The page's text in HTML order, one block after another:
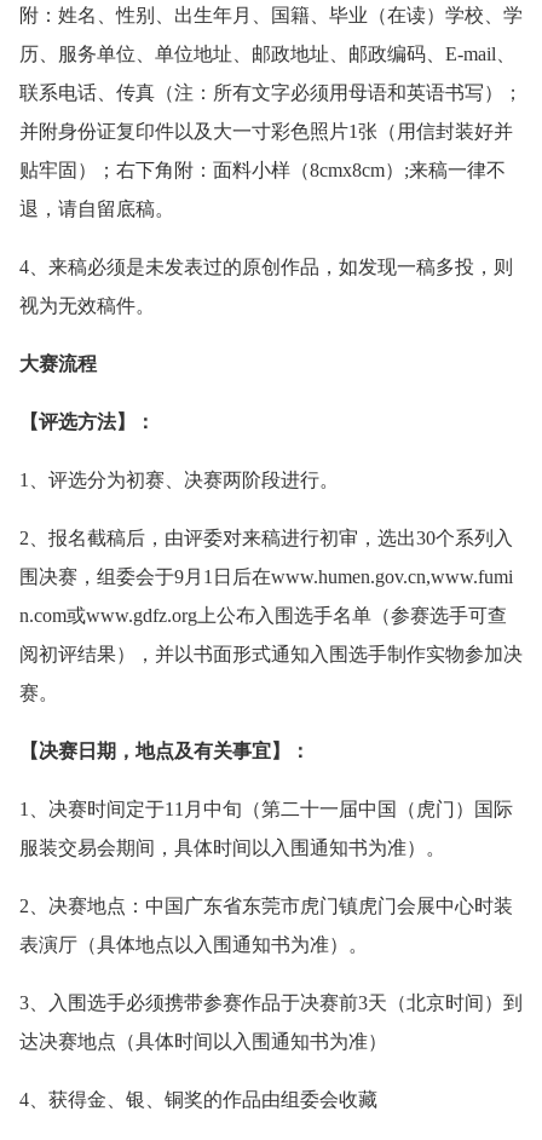
附：姓名、性别、出生年月、国籍、毕业（在读）学校、学
历、服务单位、单位地址、邮政地址、邮政编码、E-mail、
联系电话、传真（注：所有文字必须用母语和英语书写）；
并附身份证复印件以及大一寸彩色照片1张（用信封装好并
贴牢固）；右下角附：面料小样（8cmx8cm）;来稿一律不
退，请自留底稿。
4、来稿必须是未发表过的原创作品，如发现一稿多投，则
视为无效稿件。
大赛流程
【评选方法】：
1、评选分为初赛、决赛两阶段进行。
2、报名截稿后，由评委对来稿进行初审，选出30个系列入
围决赛，组委会于9月1日后在www.humen.gov.cn,www.fumi
n.com或www.gdfz.org上公布入围选手名单（参赛选手可查
阅初评结果），并以书面形式通知入围选手制作实物参加决
赛。
【决赛日期，地点及有关事宜】：
1、决赛时间定于11月中旬（第二十一届中国（虎门）国际
服装交易会期间，具体时间以入围通知书为准）。
2、决赛地点：中国广东省东莞市虎门镇虎门会展中心时装
表演厅（具体地点以入围通知书为准）。
3、入围选手必须携带参赛作品于决赛前3天（北京时间）到
达决赛地点（具体时间以入围通知书为准）
4、获得金、银、铜奖的作品由组委会收藏